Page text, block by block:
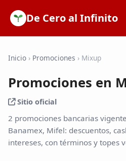
De Cero al Infinito
SOFIPOs
Calculadoras
Inicio › Promociones › Mixup
Promociones en
Sitio oficial
2 promociones bancarias
Banamex, Mifel: descuentos,
intereses, con términos y topes